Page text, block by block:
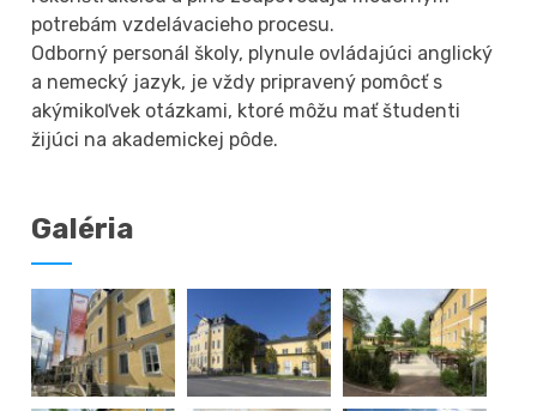
potrebám vzdelávacieho procesu.
Odborný personál školy, plynule ovládajúci anglický
a nemecký jazyk, je vždy pripravený pomôcť s
akýmikoľvek otázkami, ktoré môžu mať študenti
žijúci na akademickej pôde.
Galéria